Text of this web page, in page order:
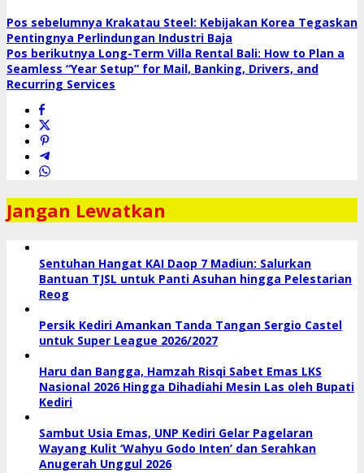
Pos sebelumnya Krakatau Steel: Kebijakan Korea Tegaskan
Pentingnya Perlindungan Industri Baja
Pos berikutnya Long-Term Villa Rental Bali: How to Plan a
Seamless “Year Setup” for Mail, Banking, Drivers, and
Recurring Services
Jangan Lewatkan
Sentuhan Hangat KAI Daop 7 Madiun: Salurkan
Bantuan TJSL untuk Panti Asuhan hingga Pelestarian
Reog
Persik Kediri Amankan Tanda Tangan Sergio Castel
untuk Super League 2026/2027
Haru dan Bangga, Hamzah Risqi Sabet Emas LKS
Nasional 2026 Hingga Dihadiahi Mesin Las oleh Bupati
Kediri
Sambut Usia Emas, UNP Kediri Gelar Pagelaran
Wayang Kulit ‘Wahyu Godo Inten’ dan Serahkan
Anugerah Unggul 2026